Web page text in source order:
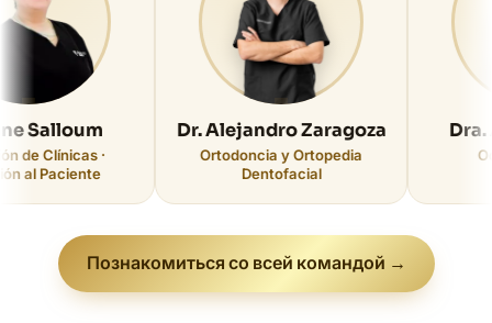
·
Dr. Alejandro Zaragoza
Ortodoncia y Ortopedia
Dentofacial
Dra.
Познакомиться со всей командой →